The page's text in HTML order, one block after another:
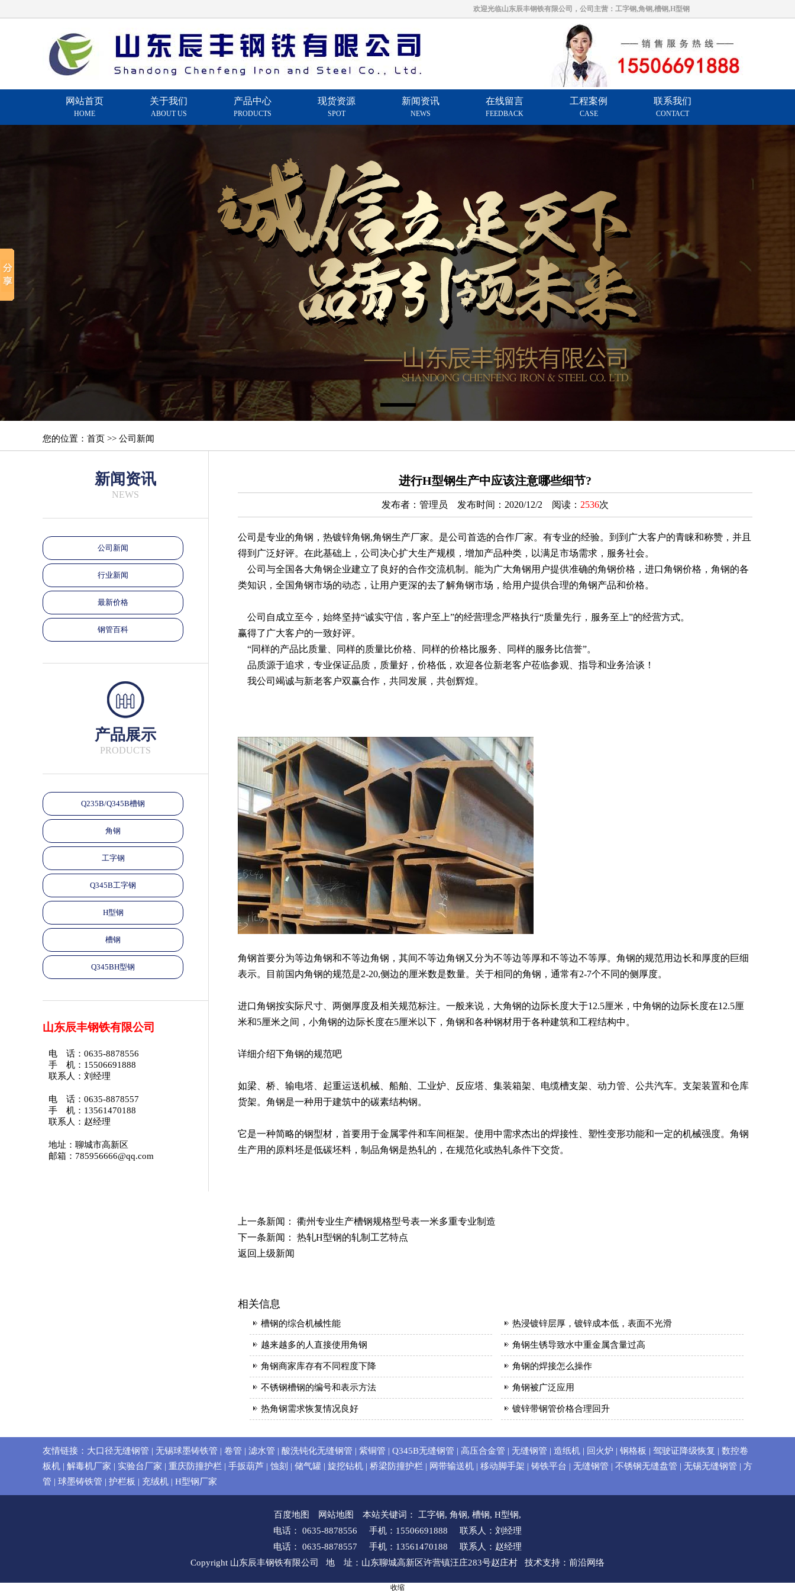
欢迎光临山东辰丰钢铁有限公司，公司主营：工字钢,角钢,槽钢,H型钢
网站首页
HOME
关于我们
ABOUT US
产品中心
PRODUCTS
现货资源
SPOT
新闻资讯
NEWS
在线留言
FEEDBACK
工程案例
CASE
联系我们
CONTACT
您的位置：首页 >> 公司新闻
新闻资讯
NEWS
公司新闻
行业新闻
最新价格
钢管百科
产品展示
PRODUCTS
Q235B/Q345B槽钢
角钢
工字钢
Q345B工字钢
H型钢
槽钢
Q345BH型钢
山东辰丰钢铁有限公司
电 话：0635-8878556
手 机：15506691888
联系人：刘经理
电 话：0635-8878557
手 机：13561470188
联系人：赵经理
地址：聊城市高新区
邮箱：785956666@qq.com
进行H型钢生产中应该注意哪些细节?
发布者：管理员 发布时间：2020/12/2 阅读： 2536次
公司是专业的角钢，热镀锌角钢,角钢生产厂家。是公司首选的合作厂家。有专业的经验。到到广大客户的青睐和称赞，并且
得到广泛好评。在此基础上，公司决心扩大生产规模，增加产品种类，以满足市场需求，服务社会。
公司与全国各大角钢企业建立了良好的合作交流机制。能为广大角钢用户提供准确的角钢价格，进口角钢价格，角钢的各
类知识，全国角钢市场的动态，让用户更深的去了解角钢市场，给用户提供合理的角钢产品和价格。
公司自成立至今，始终坚持“诚实守信，客户至上”的经营理念严格执行“质量先行，服务至上”的经营方式。
赢得了广大客户的一致好评。
“同样的产品比质量、同样的质量比价格、同样的价格比服务、同样的服务比信誉”。
品质源于追求，专业保证品质，质量好，价格低，欢迎各位新老客户莅临参观、指导和业务洽谈！
我公司竭诚与新老客户双赢合作，共同发展，共创辉煌。
角钢首要分为等边角钢和不等边角钢，其间不等边角钢又分为不等边等厚和不等边不等厚。角钢的规范用边长和厚度的巨细
表示。目前国内角钢的规范是2-20,侧边的厘米数是数量。关于相同的角钢，通常有2-7个不同的侧厚度。
进口角钢按实际尺寸、两侧厚度及相关规范标注。一般来说，大角钢的边际长度大于12.5厘米，中角钢的边际长度在12.5厘
米和5厘米之间，小角钢的边际长度在5厘米以下，角钢和各种钢材用于各种建筑和工程结构中。
详细介绍下角钢的规范吧
如梁、桥、输电塔、起重运送机械、船舶、工业炉、反应塔、集装箱架、电缆槽支架、动力管、公共汽车。支架装置和仓库
货架。角钢是一种用于建筑中的碳素结构钢。
它是一种简略的钢型材，首要用于金属零件和车间框架。使用中需求杰出的焊接性、塑性变形功能和一定的机械强度。角钢
生产用的原料坯是低碳坯料，制品角钢是热轧的，在规范化或热轧条件下交货。
上一条新闻： 衢州专业生产槽钢规格型号表一米多重专业制造
下一条新闻： 热轧H型钢的轧制工艺特点
返回上级新闻
相关信息
槽钢的综合机械性能 热浸镀锌层厚，镀锌成本低，表面不光滑
越来越多的人直接使用角钢 角钢生锈导致水中重金属含量过高
角钢商家库存有不同程度下降 角钢的焊接怎么操作
不锈钢槽钢的编号和表示方法 角钢被广泛应用
热角钢需求恢复情况良好 镀锌带钢管价格合理回升
友情链接： 大口径无缝钢管 | 无锡球墨铸铁管 | 卷管 | 滤水管 | 酸洗钝化无缝钢管 | 紫铜管 | Q345B无缝钢管 | 高压合金管 | 无缝钢管 | 造纸机 | 回火炉 | 钢格板 | 驾驶证降级恢复 | 数控卷
板机 | 解毒机厂家 | 实验台厂家 | 重庆防撞护栏 | 手扳葫芦 | 蚀刻 | 储气罐 | 旋挖钻机 | 桥梁防撞护栏 | 网带输送机 | 移动脚手架 | 铸铁平台 | 无缝钢管 | 不锈钢无缝盘管 | 无锡无缝钢管 | 方
管 | 球墨铸铁管 | 护栏板 | 充绒机 | H型钢厂家
百度地图 网站地图 本站关键词： 工字钢, 角钢, 槽钢, H型钢,
电话： 0635-8878556 手机：15506691888 联系人：刘经理
电话： 0635-8878557 手机：13561470188 联系人：赵经理
Copyright 山东辰丰钢铁有限公司 地 址：山东聊城高新区许营镇汪庄283号赵庄村 技术支持：前沿网络
收缩